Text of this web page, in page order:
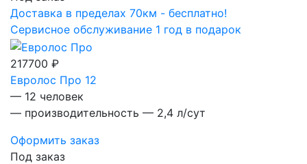
Доставка в пределах 70км - бесплатно!
Сервисное обслуживание 1 год в подарок
217700 ₽
Евролос Про 12
— 12 человек
— производительность — 2,4 л/сут
Оформить заказ
Под заказ